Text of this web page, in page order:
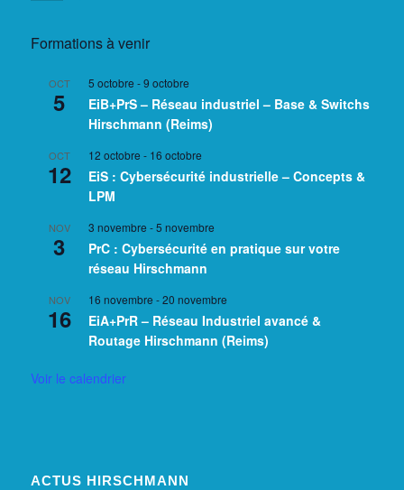
Formations à venir
OCT
5
5 octobre -9 octobre
EiB+PrS – Réseau industriel – Base & Switchs
Hirschmann (Reims)
OCT
12
12 octobre - 16 octobre
EiS : Cybersécurité industrielle – Concepts &
LPM
NOV
3
3 novembre -5 novembre
PrC : Cybersécurité en pratique sur votre
réseau Hirschmann
NOV
16
16 novembre -20 novembre
EiA+PrR – Réseau Industriel avancé &
Routage Hirschmann (Reims)
Voir le calendrier
ACTUS HIRSCHMANN